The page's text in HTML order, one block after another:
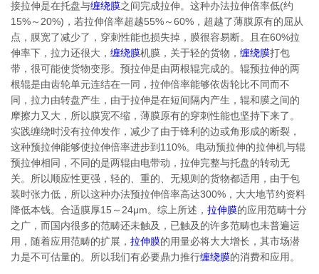
接拉伸是在托盘与缠绕膜之间完成拉伸。这种办法拉伸倍率低(约
15%～20%)，若拉伸倍率超越55%～60%，超越了薄膜原有的屈从
点，膜宽了减少了，穿刺性能也损失掉，膜很容易断。且在60%拉
伸率下，拉力还很大， 缠绕膜机膜，关于轻的货物， 缠绕膜打包
带，很可能使货物变形。预拉伸是由两根辊完成的。辊预拉伸的两
根辊是由齿轮单元连结在一同，拉伸倍率能够依齿轮比不同而不
同，拉力由转盘产生，由于拉伸是在短间隔内产生，辊和膜之间的
摩擦力又大，所以膜宽不缩，薄膜原有的穿刺性能也坚持下来了。
实践缠绕时没有拉伸发作，减少了由于锋利的边或角形成的断裂，
这种预拉伸能够使拉伸倍率进步到110%。电动预拉伸的拉伸机与辊
预拉伸相同，不同的是两辊由电带动，拉伸完整与托盘的转动无
关。所以顺应性更强，轻的、重的、无规则的货物都适用，由于包
装时张力低，所以这种办法预拉伸倍率高达300%，大大地节约资料
降低本钱。合适膜厚15～24μm。综上所述， 拉伸膜的应用范畴十分
之广，而国内很多的范畴还未触及，已触及的许多范畴也未普遍运
用，随着应用范畴的扩展， 拉伸膜的用量必将大大增长，其市场潜
力是不可估量的。所以我们有必要鼎力推行缠绕膜的消费和应用。